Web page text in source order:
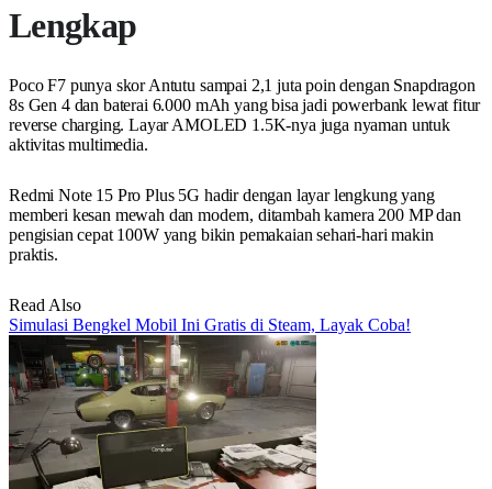
Lengkap
Poco F7 punya skor Antutu sampai 2,1 juta poin dengan Snapdragon
8s Gen 4 dan baterai 6.000 mAh yang bisa jadi powerbank lewat fitur
reverse charging. Layar AMOLED 1.5K-nya juga nyaman untuk
aktivitas multimedia.
Redmi Note 15 Pro Plus 5G hadir dengan layar lengkung yang
memberi kesan mewah dan modern, ditambah kamera 200 MP dan
pengisian cepat 100W yang bikin pemakaian sehari-hari makin
praktis.
Read Also
Simulasi Bengkel Mobil Ini Gratis di Steam, Layak Coba!